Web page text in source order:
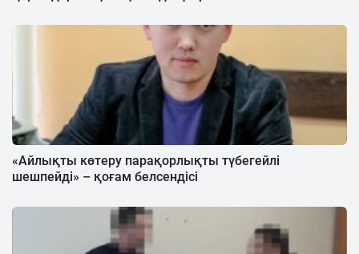
«Айлықты көтеру парақорлықты түбегейлі
шешпейді» – қоғам белсендісі